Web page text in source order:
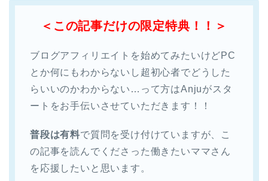
＜この記事だけの限定特典！！＞
ブログアフィリエイトを始めてみたいけどPC
とか何にもわからないし超初心者でどうした
らいいのかわからない…って方はAnjuがスタ
ートをお手伝いさせていただきます！！
普段は有料で質問を受け付けていますが、こ
の記事を読んでくださった働きたいママさん
を応援したいと思います。